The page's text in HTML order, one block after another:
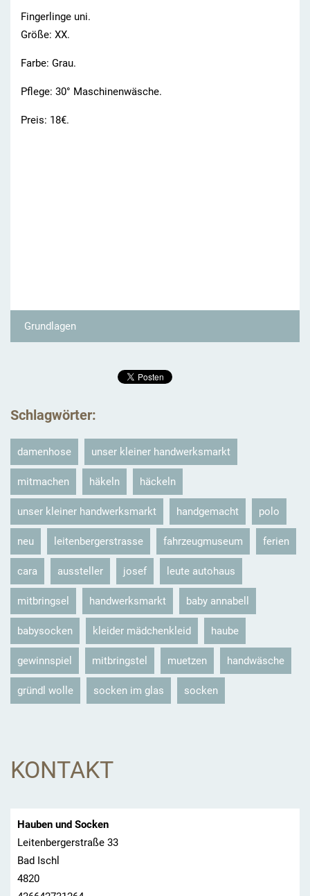
Fingerlinge uni.
Größe: XX.
Farbe: Grau.
Pflege: 30° Maschinenwäsche.
Preis: 18€.
Grundlagen
Schlagwörter:
damenhose unser kleiner handwerksmarkt
mitmachen häkeln häckeln
unser kleiner handwerksmarkt handgemacht polo
neu leitenbergerstrasse fahrzeugmuseum ferien
cara aussteller josef leute autohaus
mitbringsel handwerksmarkt baby annabell
babysocken kleider mädchenkleid haube
gewinnspiel mitbringstel muetzen handwäsche
gründl wolle socken im glas socken
KONTAKT
Hauben und Socken
Leitenbergerstraße 33
Bad Ischl
4820